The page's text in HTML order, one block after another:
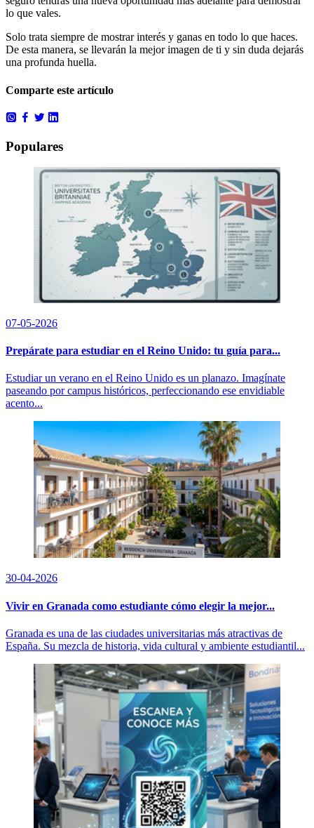
lo que vales.
Solo trata siempre de mostrar interés y ganas en todo lo que haces.
De esta manera, se llevarán la mejor imagen de ti y sin duda dejarás
una profunda huella.
Comparte este artículo
Populares
07-05-2026
Prepárate para estudiar en el Reino Unido: tu guía para...
Estudiar un verano en el Reino Unido es un planazo. Imagínate
paseando por campus históricos, perfeccionando ese envidiable
acento...
30-04-2026
Vivir en Granada como estudiante cómo elegir la mejor...
Granada es una de las ciudades universitarias más atractivas de
España. Su mezcla de historia, vida cultural y ambiente estudiantil...